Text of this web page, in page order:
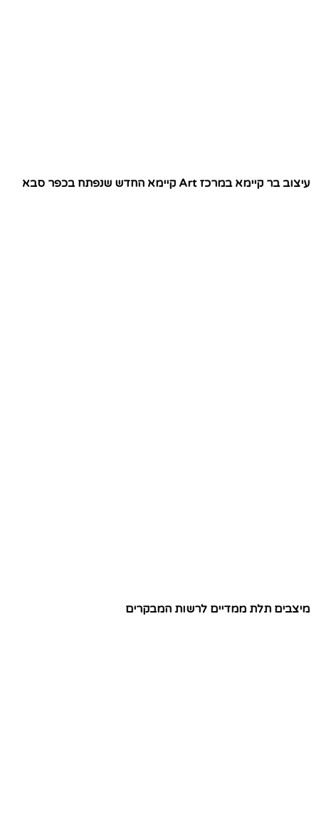
עיצוב בר קיימא במרכז Art קיימא החדש שנפתח בכפר סבא
מיצבים תלת ממדיים לרשות המבקרים